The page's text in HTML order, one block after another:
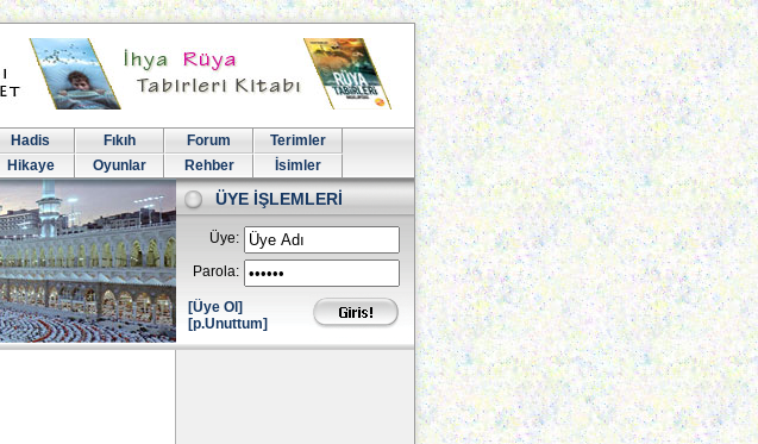
Hadis Fıkıh Forum
Terimler
Hikaye Oyunlar Rehber İsimler
ÜYE İŞLEMLERİ
Üye:
Parola:
[Üye Ol]
[p.Unuttum]